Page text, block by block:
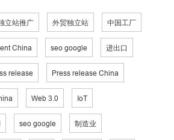
立站推广 外贸独立站 中国工厂
China seo google 进出口
release Press release China
Web 3.0 IoT
seo google 制造业